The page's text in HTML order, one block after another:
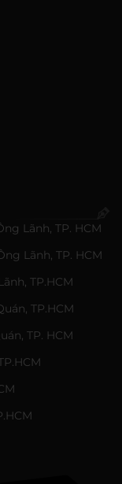
Lãnh, TP. HCM
Lãnh, TP. HCM
TP.HCM
TP.HCM
TP. HCM